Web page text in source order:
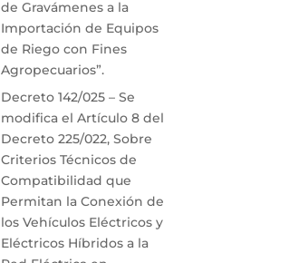
de Gravámenes a la
Importación de Equipos
de Riego con Fines
Agropecuarios”.
Decreto 142/025 – Se
modifica el Artículo 8 del
Decreto 225/022, Sobre
Criterios Técnicos de
Compatibilidad que
Permitan la Conexión de
los Vehículos Eléctricos y
Eléctricos Híbridos a la